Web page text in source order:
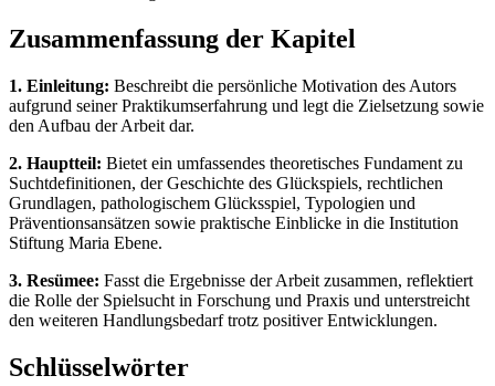
Zusammenfassung der Kapitel
1. Einleitung: Beschreibt die persönliche Motivation des Autors
aufgrund seiner Praktikumserfahrung und legt die Zielsetzung sowie
den Aufbau der Arbeit dar.
2. Hauptteil: Bietet ein umfassendes theoretisches Fundament zu
Suchtdefinitionen, der Geschichte des Glückspiels, rechtlichen
Grundlagen, pathologischem Glücksspiel, Typologien und
Präventionsansätzen sowie praktische Einblicke in die Institution
Stiftung Maria Ebene.
3. Resümee: Fasst die Ergebnisse der Arbeit zusammen, reflektiert
die Rolle der Spielsucht in Forschung und Praxis und unterstreicht
den weiteren Handlungsbedarf trotz positiver Entwicklungen.
Schlüsselwörter